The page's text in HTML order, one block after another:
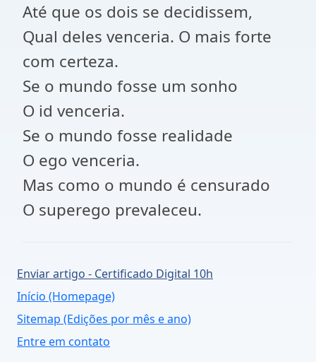
Até que os dois se decidissem,
Qual deles venceria. O mais forte
com certeza.
Se o mundo fosse um sonho
O id venceria.
Se o mundo fosse realidade
O ego venceria.
Mas como o mundo é censurado
O superego prevaleceu.
Enviar artigo - Certificado Digital 10h
Início (Homepage)
Sitemap (Edições por mês e ano)
Entre em contato